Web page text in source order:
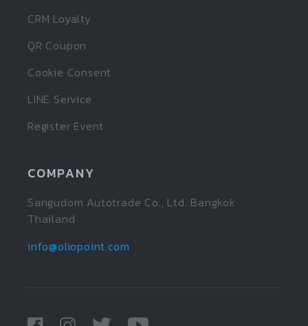
CRM Loyalty
QR Coupon
Cookie Consent
LINE Service
Register Event
COMPANY
Sangudom Autotrade Co., Ltd. Bangkok
Thailand
info@oliopoint.com